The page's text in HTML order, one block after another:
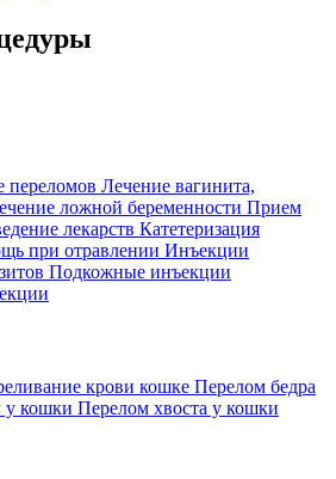
переломов Лечение вагинита,
ложной беременности Прием
лекарств Катетеризация
при отравлении Инъекции
Подкожные инъекции
крови кошке Перелом бедра
у кошки Перелом хвоста у кошки